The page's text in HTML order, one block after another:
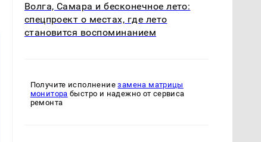
Волга, Самара и бесконечное лето:
спецпроект о местах, где лето
становится воспоминанием
Получите исполнениезамена матрицы
монитора быстро и надежно от сервиса
ремонта